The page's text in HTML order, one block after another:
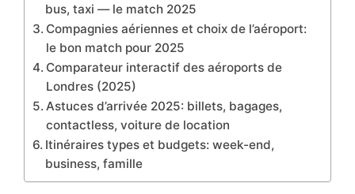
bus, taxi — le match 2025
Compagnies aériennes et choix de l’aéroport:
le bon match pour 2025
Comparateur interactif des aéroports de
Londres (2025)
Astuces d’arrivée 2025: billets, bagages,
contactless, voiture de location
Itinéraires types et budgets: week-end,
business, famille